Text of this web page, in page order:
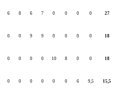
6 8 6 7 0 0 0 0 27
0 0 9 9 0 0 0 0 18
0 0 0 0 10 8 0 0 18
0 0 0 0 0 0 6 9,5 15,5